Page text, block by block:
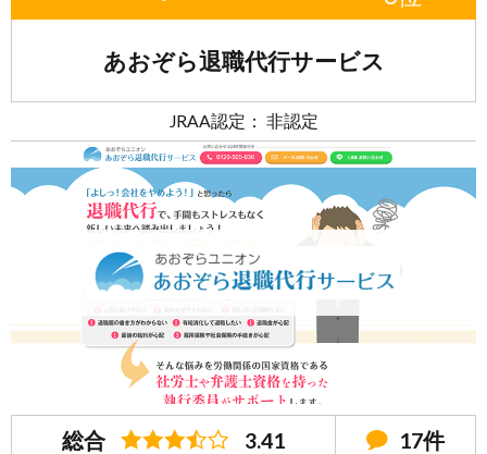
あおぞら退職代行サービス
JRAA認定： 非認定
総合 3.41 17件